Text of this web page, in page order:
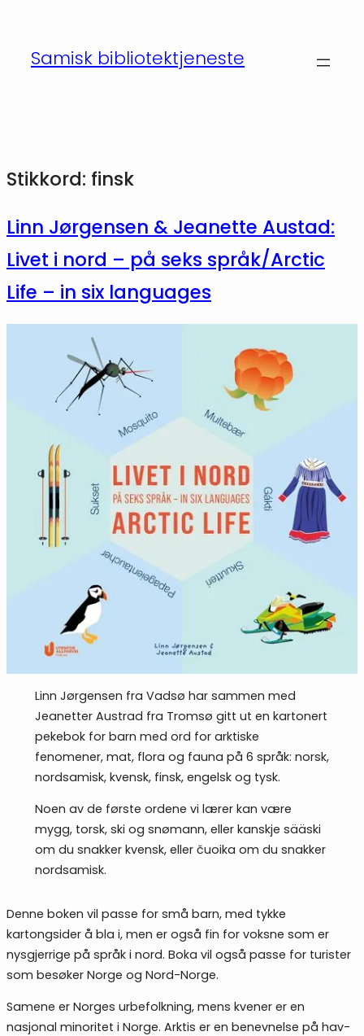
innholdSamisk bibliotektjeneste
Stikkord: finsk
Linn Jørgensen & Jeanette Austad:
Livet i nord – på seks språk/Arctic
Life – in six languages
Linn Jørgensen fra Vadsø har sammen med
Jeanetter Austrad fra Tromsø gitt ut en kartonert
pekebok for barn med ord for arktiske
fenomener, mat, flora og fauna på 6 språk: norsk,
nordsamisk, kvensk, finsk, engelsk og tysk.
Noen av de første ordene vi lærer kan være
mygg, torsk, ski og snømann, eller kanskje sääski
om du snakker kvensk, eller čuoika om du snakker
nordsamisk.
Denne boken vil passe for små barn, med tykke
kartongsider å bla i, men er også fin for voksne som er
nysgjerrige på språk i nord. Boka vil også passe for turister
som besøker Norge og Nord-Norge.
Samene er Norges urbefolkning, mens kvener er en
nasjonal minoritet i Norge. Arktis er en benevnelse på hav-